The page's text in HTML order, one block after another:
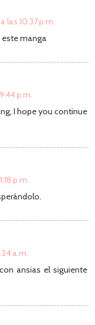
las 10:37 p.m.
este manga
p.m.
I hope you continue
p.m.
a.m.
ansias el siguiente